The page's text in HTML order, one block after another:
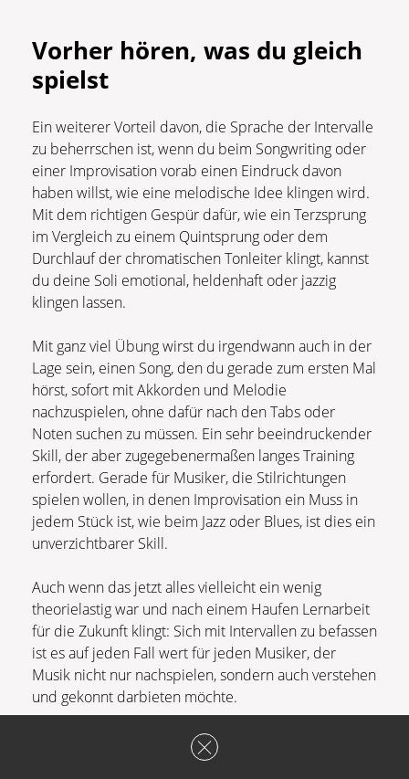
Vorher hören, was du gleich
spielst
Ein weiterer Vorteil davon, die Sprache der Intervalle
zu beherrschen ist, wenn du beim Songwriting oder
einer Improvisation vorab einen Eindruck davon
haben willst, wie eine melodische Idee klingen wird.
Mit dem richtigen Gespür dafür, wie ein Terzsprung
im Vergleich zu einem Quintsprung oder dem
Durchlauf der chromatischen Tonleiter klingt, kannst
du deine Soli emotional, heldenhaft oder jazzig
klingen lassen.
Mit ganz viel Übung wirst du irgendwann auch in der
Lage sein, einen Song, den du gerade zum ersten Mal
hörst, sofort mit Akkorden und Melodie
nachzuspielen, ohne dafür nach den Tabs oder
Noten suchen zu müssen. Ein sehr beeindruckender
Skill, der aber zugegebenermaßen langes Training
erfordert. Gerade für Musiker, die Stilrichtungen
spielen wollen, in denen Improvisation ein Muss in
jedem Stück ist, wie beim Jazz oder Blues, ist dies ein
unverzichtbarer Skill.
Auch wenn das jetzt alles vielleicht ein wenig
theorielastig war und nach einem Haufen Lernarbeit
für die Zukunft klingt: Sich mit Intervallen zu befassen
ist es auf jeden Fall wert für jeden Musiker, der
Musik nicht nur nachspielen, sondern auch verstehen
und gekonnt darbieten möchte.